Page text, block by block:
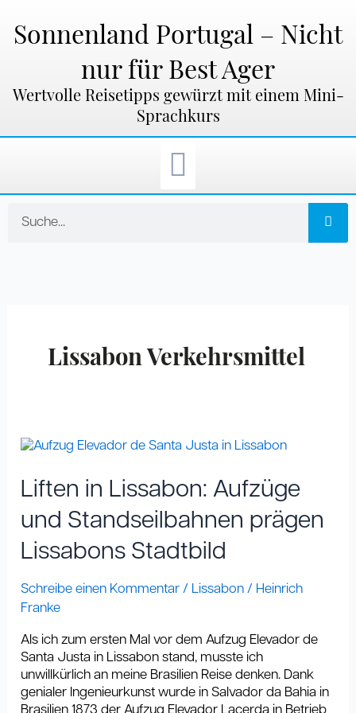
Inhalt
springen
Sonnenland Portugal – Nicht
nur für Best Ager
Wertvolle Reisetipps gewürzt mit einem Mini-
Sprachkurs
Lissabon Verkehrsmittel
Liften in Lissabon: Aufzüge
und Standseilbahnen prägen
Lissabons Stadtbild
Schreibe einen Kommentar / Lissabon / Heinrich
Franke
Als ich zum ersten Mal vor dem Aufzug Elevador de
Santa Justa in Lissabon stand, musste ich
unwillkürlich an meine Brasilien Reise denken. Dank
genialer Ingenieurkunst wurde in Salvador da Bahia in
Liften
Lissabon:
Aufzüge
und
prägen
Stadtbild